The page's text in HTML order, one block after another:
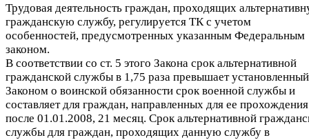
Трудовая деятельность граждан, проходящих
гражданскую службу, регулируется ТК с учетом
особенностей, предусмотренных указанным Федеральным
законом.
В соответствии со ст. 5 этого Закона срок альтернативной
гражданской службы в 1,75 раза превышает установленный
Законом о воинской обязанности срок военной службы и
составляет для граждан, направленных для ее прохождения
после 01.01.2008, 21 месяц. Срок альтернативной
службы для граждан, проходящих данную службу в